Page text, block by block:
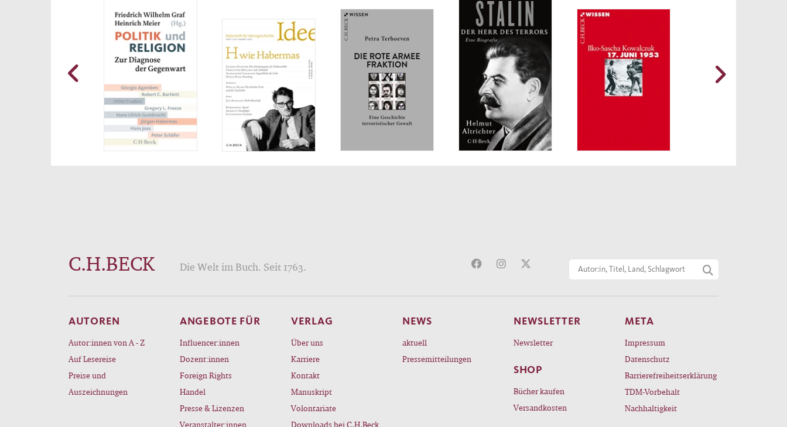
C.H.BECK Die Welt im Buch. Seit 1763.
AUTOREN
Autor:innen von A - Z
Auf Lesereise
Preise und
Auszeichnungen
ANGEBOTE FÜR
Influencer:innen
Dozent:innen
Foreign Rights
Handel
Presse & Lizenzen
Veranstalter:innen
VERLAG
Über uns
Karriere
Kontakt
Manuskript
Volontariate
Downloads bei C.H.Beck
NEWS
aktuell
Pressemitteilungen
NEWSLETTER
Newsletter
SHOP
Bücher kaufen
Versandkosten
META
Impressum
Datenschutz
Barrierefreiheitserklärung
TDM-Vorbehalt
Nachhaltigkeit